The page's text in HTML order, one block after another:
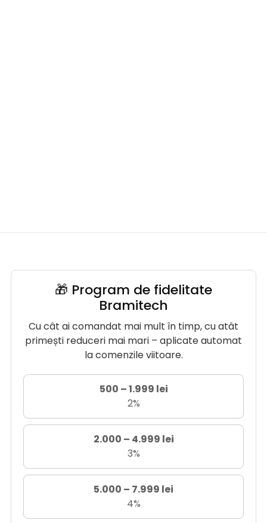
🎁 Program de fidelitate
Bramitech
Cu cât ai comandat mai mult în timp, cu atât
primești reduceri mai mari – aplicate automat
la comenzile viitoare.
500 – 1.999 lei
2%
2.000 – 4.999 lei
3%
5.000 – 7.999 lei
4%